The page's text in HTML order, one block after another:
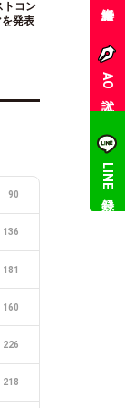
トコン
発表
90
136
181
160
226
218
AO入試
LINE登録